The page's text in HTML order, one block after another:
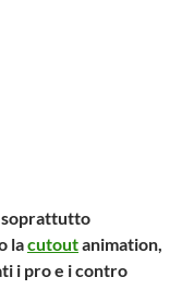
soprattutto
lacutoutanimation,
i pro e i contro